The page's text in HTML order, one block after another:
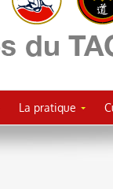
La pratique